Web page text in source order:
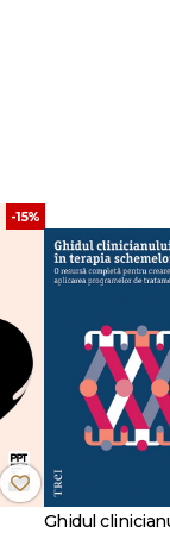
prin
-15%